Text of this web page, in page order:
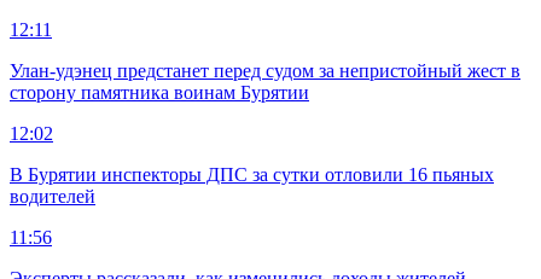
12:11
Улан-удэнец предстанет перед судом за непристойный жест в
сторону памятника воинам Бурятии
12:02
В Бурятии инспекторы ДПС за сутки отловили 16 пьяных
водителей
11:56